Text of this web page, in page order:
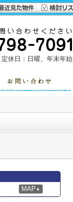
定休日：日曜、年末年始
MAP ▼